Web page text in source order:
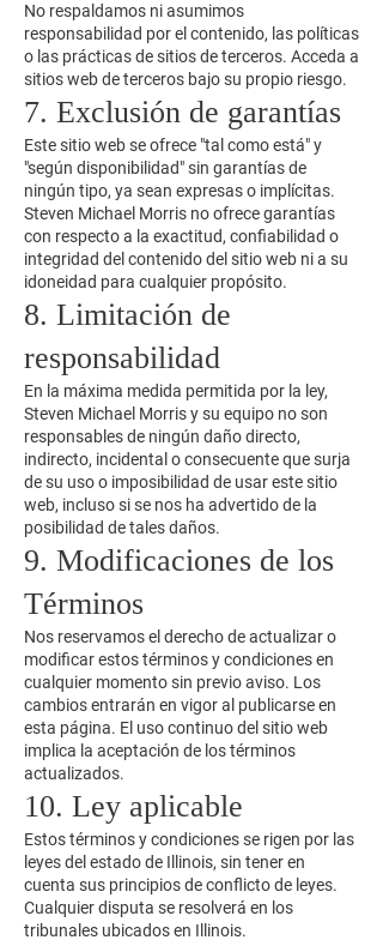
No respaldamos ni asumimos
responsabilidad por el contenido, las políticas
o las prácticas de sitios de terceros. Acceda a
sitios web de terceros bajo su propio riesgo.
7. Exclusión de garantías
Este sitio web se ofrece "tal como está" y
"según disponibilidad" sin garantías de
ningún tipo, ya sean expresas o implícitas.
Steven Michael Morris no ofrece garantías
con respecto a la exactitud, confiabilidad o
integridad del contenido del sitio web ni a su
idoneidad para cualquier propósito.
8. Limitación de
responsabilidad
En la máxima medida permitida por la ley,
Steven Michael Morris y su equipo no son
responsables de ningún daño directo,
indirecto, incidental o consecuente que surja
de su uso o imposibilidad de usar este sitio
web, incluso si se nos ha advertido de la
posibilidad de tales daños.
9. Modificaciones de los
Términos
Nos reservamos el derecho de actualizar o
modificar estos términos y condiciones en
cualquier momento sin previo aviso. Los
cambios entrarán en vigor al publicarse en
esta página. El uso continuo del sitio web
implica la aceptación de los términos
actualizados.
10. Ley aplicable
Estos términos y condiciones se rigen por las
leyes del estado de Illinois, sin tener en
cuenta sus principios de conflicto de leyes.
Cualquier disputa se resolverá en los
tribunales ubicados en Illinois.